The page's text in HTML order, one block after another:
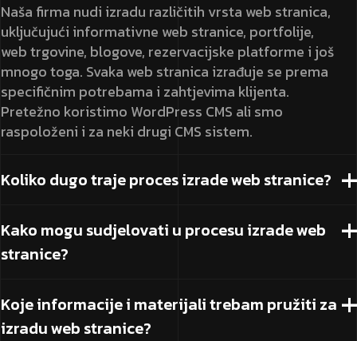
Naša firma nudi izradu različitih vrsta web stranica,
uključujući informativne web stranice, portfolije,
web trgovine, blogove, rezervacijske platforme i još
mnogo toga. Svaka web stranica izrađuje se prema
specifičnim potrebama i zahtjevima klijenta.
Pretežno koristimo WordPress CMS ali smo
raspoloženi i za neki drugi CMS sistem.
Koliko dugo traje proces izrade web stranice?
Kako mogu sudjelovati u procesu izrade web
stranice?
Koje informacije i materijali trebam pružiti za
izradu web stranice?